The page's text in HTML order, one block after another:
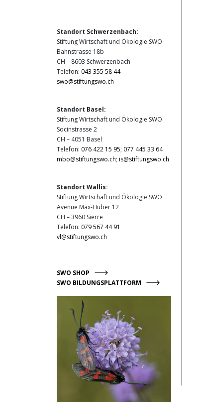
Standort Schwerzenbach:
Stiftung Wirtschaft und Ökologie SWO
Bahnstrasse 18b
CH – 8603 Schwerzenbach
Telefon: 043 355 58 44
swo@stiftungswo.ch
Standort Basel:
Stiftung Wirtschaft und Ökologie SWO
Socinstrasse 2
CH – 4051 Basel
Telefon: 076 422 15 95; 077 445 33 64
mbo@stiftungswo.ch; is@stiftungswo.ch
Standort Wallis:
Stiftung Wirtschaft und Ökologie SWO
Avenue Max-Huber 12
CH – 3960 Sierre
Telefon: 079 567 44 91
vl@stiftungswo.ch
SWO SHOP
SWO BILDUNGSPLATTFORM